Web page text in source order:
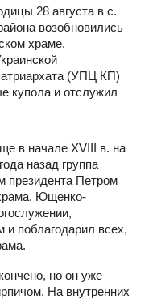
28 августа в с.
возобновились
храме.
(УПЦ КП)
купола и отслужил
в начале XVIII в. на
назад группа
президента Петром
Ющенко-
и поблагодарил всех,
но он уже
На внутренних